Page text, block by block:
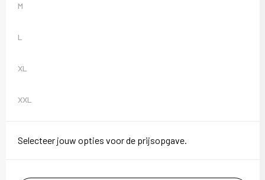
M
L
XL
XXL
Selecteer jouw opties voor de prijsopgave.